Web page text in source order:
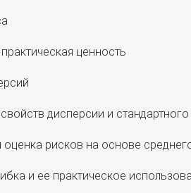
ценность
дисперсии и
оценка рисков на основе
и ее практическое